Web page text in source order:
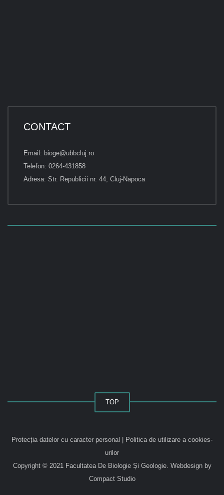
CONTACT
Email: bioge@ubbcluj.ro
Telefon: 0264-431858
Adresa: Str. Republicii nr. 44, Cluj-Napoca
TOP
Protecția datelor cu caracter personal | Politica de utilizare a cookies-
urilor
Copyright © 2021 Facultatea De Biologie Și Geologie. Webdesign by
Compact Studio